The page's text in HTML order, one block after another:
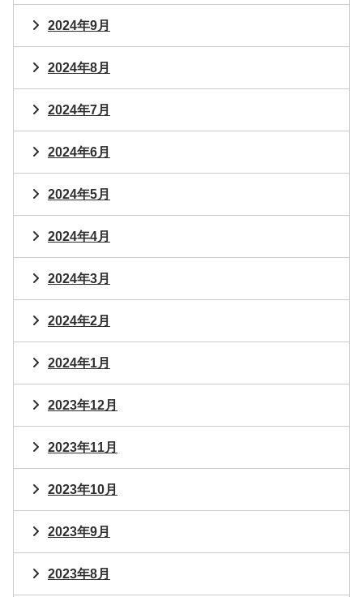
2024年9月
2024年8月
2024年7月
2024年6月
2024年5月
2024年4月
2024年3月
2024年2月
2024年1月
2023年12月
2023年11月
2023年10月
2023年9月
2023年8月